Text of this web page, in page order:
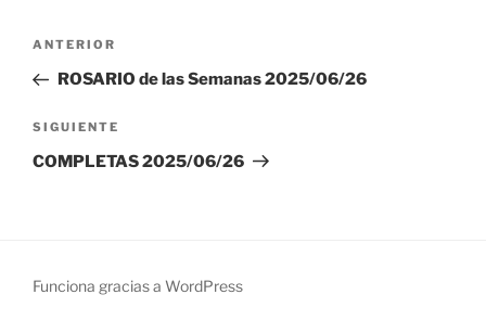
Navegación
entradas
Entrada
anterior:
ANTERIOR
ROSARIO de las Semanas 2025/06/26
Siguiente
entrada
SIGUIENTE
COMPLETAS 2025/06/26
Funciona gracias a WordPress